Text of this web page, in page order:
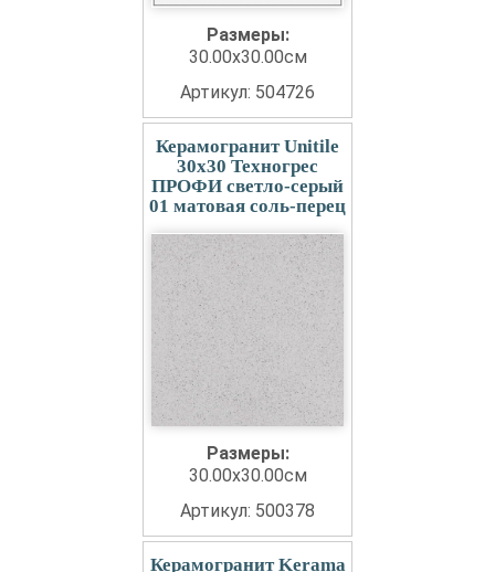
Размеры:
30.00x30.00см
Артикул: 504726
Керамогранит Unitile
30x30 Техногрес
ПРОФИ светло-серый
01 матовая соль-перец
Размеры:
30.00x30.00см
Артикул: 500378
Керамогранит Kerama